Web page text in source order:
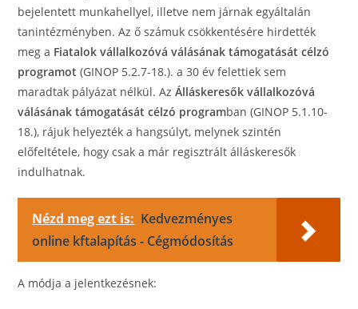
bejelentett munkahellyel, illetve nem járnak egyáltalán
tanintézményben. Az ő számuk csökkentésére hirdették
meg a Fiatalok vállalkozóvá válásának támogatását célzó
programot (GINOP 5.2.7-18.). a 30 év felettiek sem
maradtak pályázat nélkül. AzÁlláskeresők vállalkozóvá
válásának támogatását célzó programban (GINOP 5.1.10-
18.), rájuk helyezték a hangsúlyt, melynek szintén
előfeltétele, hogy csak a már regisztrált álláskeresők
indulhatnak.
Nézd meg ezt is: Kedvezményes
online kftalapítás - Cégmódosítás
A módja a jelentkezésnek: